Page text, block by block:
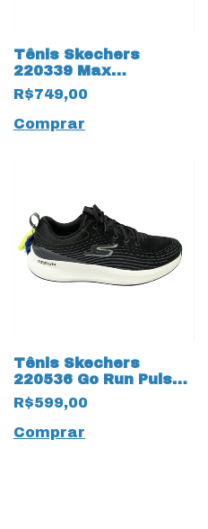
Tênis Skechers
220339 Max
Cushioning Arch Fit
Upper Hand Preto
R$749,00
Comprar
Tênis Skechers
220536 Go Run Pulse
Haptic Motion
GoodYear 15375 Preto
R$599,00
Comprar